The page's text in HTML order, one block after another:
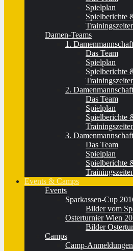
Spielplan
Spielberichte
Damen-Teams
1. Damenmannschaft
Das Team
Spielplan
Spielberichte
2. Damenmannschaft
Das Team
Spielplan
Spielberichte
3. Damenmannschaft
Das Team
Spielplan
Spielberichte
Events & Camps
Events
Sparkassen-Cup
Bilder vom
Osterturnier Wien
Bilder
Camps
Camp-Anmeldungen